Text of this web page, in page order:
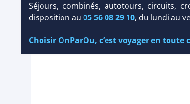
Séjours, combinés, autotours, circuits,
disposition au 05 56 08 29 10, du lundi au
Choisir OnParOu, c’est voyager en toute